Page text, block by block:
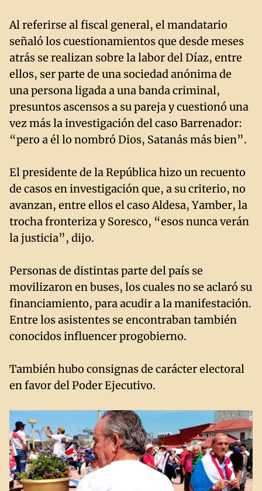
Al referirse al fiscal general, el mandatario
señaló los cuestionamientos que desde meses
atrás se realizan sobre la labor del Díaz, entre
ellos, ser parte de una sociedad anónima de
una persona ligada a una banda criminal,
presuntos ascensos a su pareja y cuestionó una
vez más la investigación del caso Barrenador:
“pero a él lo nombró Dios, Satanás más bien”.
El presidente de la República hizo un recuento
de casos en investigación que, a su criterio, no
avanzan, entre ellos el caso Aldesa, Yamber, la
trocha fronteriza y Soresco, “esos nunca verán
la justicia”, dijo.
Personas de distintas parte del país se
movilizaron en buses, los cuales no se aclaró su
financiamiento, para acudir a la manifestación.
Entre los asistentes se encontraban también
conocidos influencer progobierno.
También hubo consignas de carácter electoral
en favor del Poder Ejecutivo.